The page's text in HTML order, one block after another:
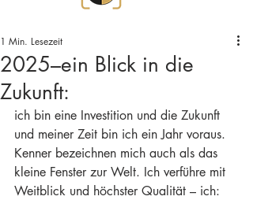
2025–ein Blick in die
Zukunft:
1 Min. Lesezeit
ich bin eine Investition und die Zukunft
und meiner Zeit bin ich ein Jahr voraus.
Kenner bezeichnen mich auch als das
kleine Fenster zur Welt. Ich verführe mit
Weitblick und höchster Qualität – ich: